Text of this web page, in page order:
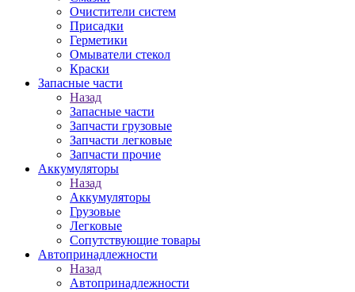
Очистители систем
Присадки
Герметики
Омыватели стекол
Краски
Запасные части
Назад
Запасные части
Запчасти грузовые
Запчасти легковые
Запчасти прочие
Аккумуляторы
Назад
Аккумуляторы
Грузовые
Легковые
Сопутствующие товары
Автопринадлежности
Назад
Автопринадлежности